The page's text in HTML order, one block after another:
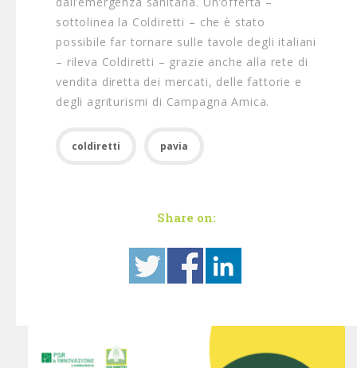
sottolinea la Coldiretti – che è stato
possibile far tornare sulle tavole degli italiani
– rileva Coldiretti – grazie anche alla rete di
vendita diretta dei mercati, delle fattorie e
degli agriturismi di Campagna Amica.
coldiretti pavia
Share on: